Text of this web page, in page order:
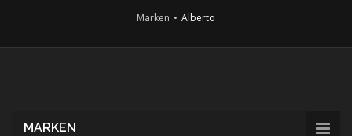
Marken Alberto
MARKEN